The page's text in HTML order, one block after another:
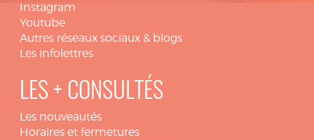
Instagram
Youtube
Autres réseaux sociaux & blogs
Les infolettres
LES + CONSULTÉS
Les nouveautés
Horaires et fermetures